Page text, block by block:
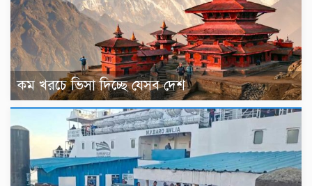
কম খরচে ভিসা দিচ্ছে যেসব দেশ